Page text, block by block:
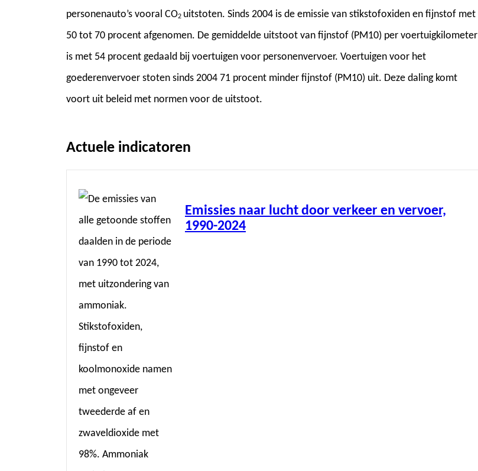
personenauto’s vooral CO2 uitstoten. Sinds 2004 is de emissie van stikstofoxiden en fijnstof met
50 tot 70 procent afgenomen. De gemiddelde uitstoot van fijnstof (PM10) per voertuigkilometer
is met 54 procent gedaald bij voertuigen voor personenvervoer. Voertuigen voor het
goederenvervoer stoten sinds 2004 71 procent minder fijnstof (PM10) uit. Deze daling komt
voort uit beleid met normen voor de uitstoot.
Actuele indicatoren
Emissies naar lucht door verkeer en vervoer,
1990-2024
meer